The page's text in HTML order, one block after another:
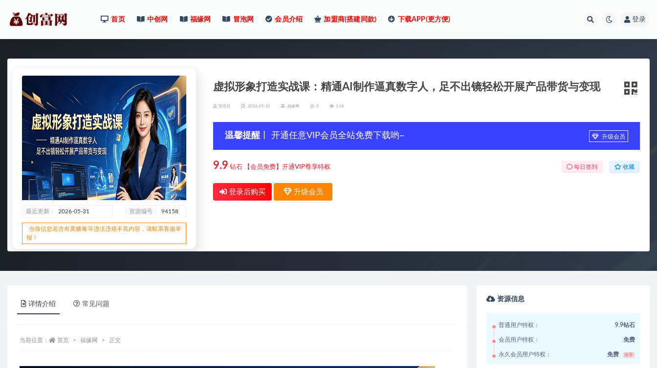
首页 中创网 福缘网 冒泡网 会员介绍 加盟商(搭建同款) 下载APP(更方便) 登录
最近更新 2026-05-31 资源编号 94158
当前信息若含有黄赌毒等违法违规不良内容，请联系客服举
报！
虚拟形象打造实战课：精通AI制作逼真数字人，足不出镜轻松开展产品带货与变现
管理员 2026-05-31 福缘网 0 3.1K
温馨提醒 丨 开通任意VIP会员全站免费下载哟~ 升级会员
9.9 钻石 【会员免费】开通VIP尊享特权 每日签到 收藏
登录后购买 升级会员
详情介绍 常见问题
当前位置： 首页 福缘网 正文
资源信息
普通用户特权： 9.9钻石
会员用户特权： 免费
永久会员用户特权： 免费 推荐